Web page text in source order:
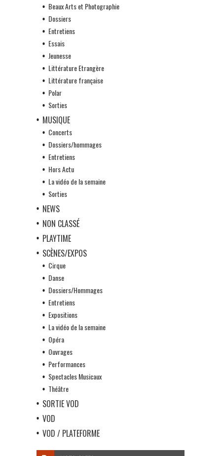
Beaux Arts et Photographie
Dossiers
Entretiens
Essais
Jeunesse
Littérature Etrangère
Littérature française
Polar
Sorties
MUSIQUE
Concerts
Dossiers/hommages
Entretiens
Hors Actu
La vidéo de la semaine
Sorties
NEWS
NON CLASSÉ
PLAYTIME
SCÈNES/EXPOS
Cirque
Danse
Dossiers/Hommages
Entretiens
Expositions
La vidéo de la semaine
Opéra
Ouvrages
Performances
Spectacles Musicaux
Théâtre
SORTIE VOD
VOD
VOD / PLATEFORME